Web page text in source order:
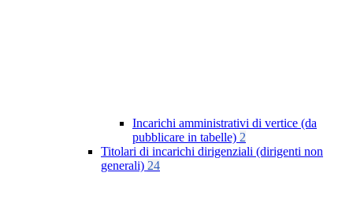
Incarichi amministrativi di vertice (da
pubblicare in tabelle) 2
Titolari di incarichi dirigenziali (dirigenti non
generali) 24